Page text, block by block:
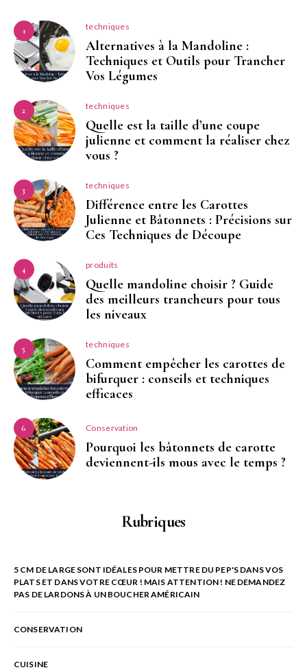
1 techniques
Alternatives à la Mandoline :
Techniques et Outils pour Trancher
Vos Légumes
2 techniques
Quelle est la taille d’une coupe
julienne et comment la réaliser chez
vous ?
3 techniques
Différence entre les Carottes
Julienne et Bâtonnets : Précisions sur
Ces Techniques de Découpe
4 produits
Quelle mandoline choisir ? Guide
des meilleurs trancheurs pour tous
les niveaux
5 techniques
Comment empêcher les carottes de
bifurquer : conseils et techniques
efficaces
6 Conservation
Pourquoi les bâtonnets de carotte
deviennent-ils mous avec le temps ?
Rubriques
5 CM DE LARGE SONT IDÉALES POUR METTRE DU PEP'S DANS VOS
PLATS ET DANS VOTRE CŒUR ! MAIS ATTENTION ! NE DEMANDEZ
PAS DE LARDONS À UN BOUCHER AMÉRICAIN
CONSERVATION
CUISINE